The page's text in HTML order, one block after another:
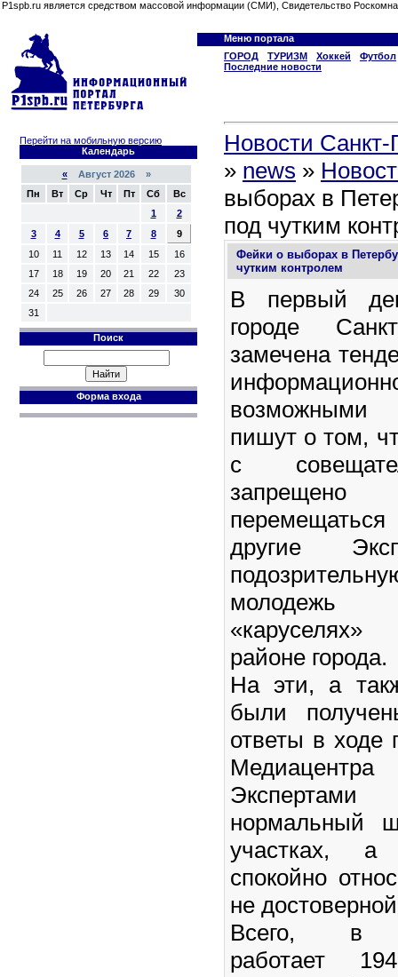
P1spb.ru является средством массовой информации (СМИ), Свидетельство
Меню портала
ГОРОД
ТУРИЗМ Хоккей
Футбол
Последние новости
Перейти на мобильную версию
Календарь
«Август 2026 »
Пн
Вт Ср Чт Пт Сб
Вс
1
2
3
4 5 6 7 8
9
10
11 12 13 14 15
16
17
18 19 20 21 22
23
24
25 26 27 28 29
30
31
Поиск
Форма входа
Новости Санкт-
» news »
выборах в
под чутким
Фейки о выборах в
чутким контролем
В первый
городе
замечена
пишут о том,
с
другие
молодежь
районе города.
На эти, а
были
ответы в ходе
нормальный
участках, а
спокойно
не
Всего, в
работает